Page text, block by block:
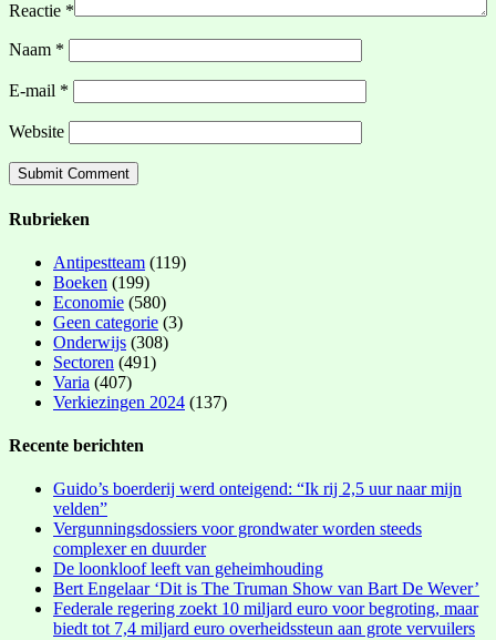
Reactie *
Naam *
E-mail *
Website
Rubrieken
Antipestteam (119)
Boeken (199)
Economie (580)
Geen categorie (3)
Onderwijs (308)
Sectoren (491)
Varia (407)
Verkiezingen 2024 (137)
Recente berichten
Guido’s boerderij werd onteigend: “Ik rij 2,5 uur naar mijn
velden”
Vergunningsdossiers voor grondwater worden steeds
complexer en duurder
De loonkloof leeft van geheimhouding
Bert Engelaar ‘Dit is The Truman Show van Bart De Wever’
Federale regering zoekt 10 miljard euro voor begroting, maar
biedt tot 7,4 miljard euro overheidssteun aan grote vervuilers